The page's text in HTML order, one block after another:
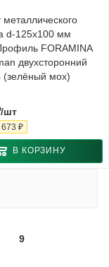
металлического
d-125x100 мм
FORAMINA
двухсторонний
(зелёный мох)
/шт
₽
В КОРЗИНУ
9